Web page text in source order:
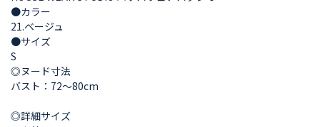
●カラー
21.ベージュ
●サイズ
S
◎ヌード寸法
バスト：72～80cm
◎詳細サイズ